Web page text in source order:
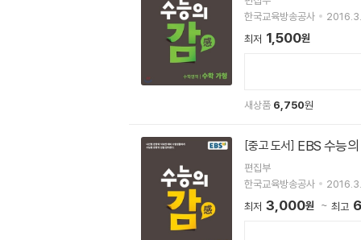
한국교육방송공사
최저 1,500원
새상품 6,750원
[중고 도서] EBS 수능
편집부
한국교육방송공사
최저 3,000원 최고